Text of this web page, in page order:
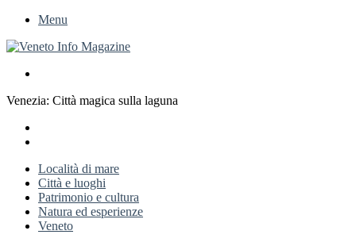
Menu
Venezia: Città magica sulla laguna
Località di mare
Città e luoghi
Patrimonio e cultura
Natura ed esperienze
Veneto